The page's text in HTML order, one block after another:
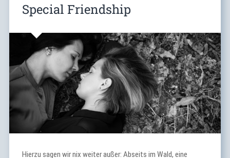
Special Friendship
Hierzu sagen wir nix weiter außer: Abseits im Wald, eine